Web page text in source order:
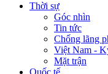
Thời sự
Góc nhìn
Tin tức
Chống lãng
Việt Nam -
Mặt trận